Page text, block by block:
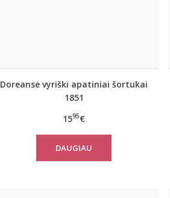
Doreanse vyriški apatiniai šortukai
1851
1595€
DAUGIAU